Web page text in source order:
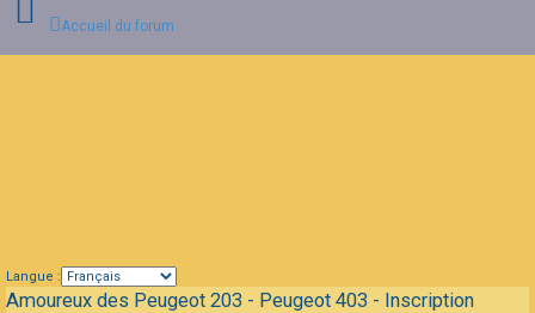
Accueil du forum
Langue :
Amoureux des Peugeot 203 - Peugeot 403 - Inscription